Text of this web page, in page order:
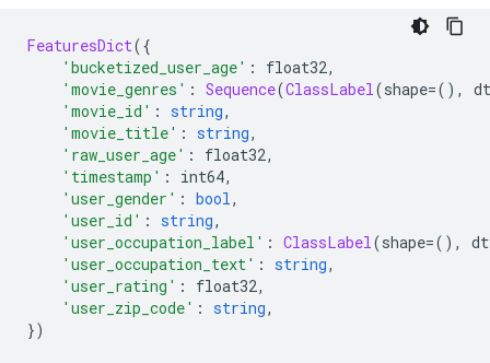
FeaturesDict({
'bucketized_user_age' : float32,
'movie_genres' : Sequence(ClassLabel(shape=(),
'movie_id' : string,
'movie_title' : string,
'raw_user_age' : float32,
'timestamp' : int64,
'user_gender' : bool,
'user_id' : string,
'user_occupation_label' : ClassLabel(shape=(),
'user_occupation_text' : string,
'user_rating' : float32,
'user_zip_code' : string,
})